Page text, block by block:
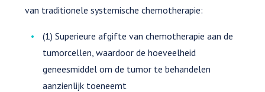
van traditionele systemische chemotherapie:
(1) Superieure afgifte van chemotherapie aan de
tumorcellen, waardoor de hoeveelheid
geneesmiddel om de tumor te behandelen
aanzienlijk toeneemt